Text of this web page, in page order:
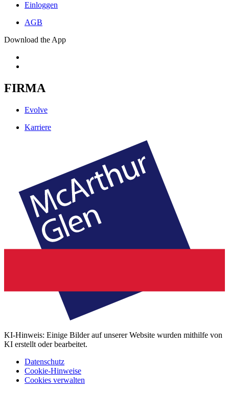
Einloggen
AGB
Download the App
FIRMA
Evolve
Karriere
KI-Hinweis: Einige Bilder auf unserer Website wurden mithilfe von
KI erstellt oder bearbeitet.
Datenschutz
Cookie-Hinweise
Cookies verwalten